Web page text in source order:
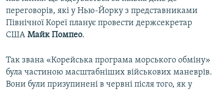
переговорів, які у Нью-Йорку з представниками
Північної Кореї планує провести держсекретар
США Майк Помпео.
Так звана «Корейська програма морського обміну»
була частиною масштабніших військових маневрів.
Вони були призупинені в червні після того, як у